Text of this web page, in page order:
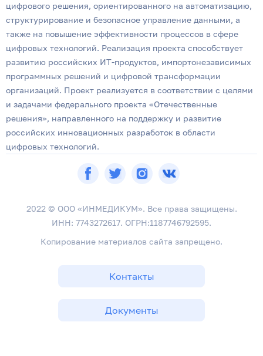
цифрового решения, ориентированного на автоматизацию,
структурирование и безопасное управление данными, а
также на повышение эффективности процессов в сфере
цифровых технологий. Реализация проекта способствует
развитию российских ИТ-продуктов, импортонезависимых
программных решений и цифровой трансформации
организаций. Проект реализуется в соответствии с целями
и задачами федерального проекта «Отечественные
решения», направленного на поддержку и развитие
российских инновационных разработок в области
цифровых технологий.
2022 © ООО «ИНМЕДИКУМ». Все права защищены.
ИНН: 7743272617. ОГРН:1187746792595.
Копирование материалов сайта запрещено.
Контакты
Документы